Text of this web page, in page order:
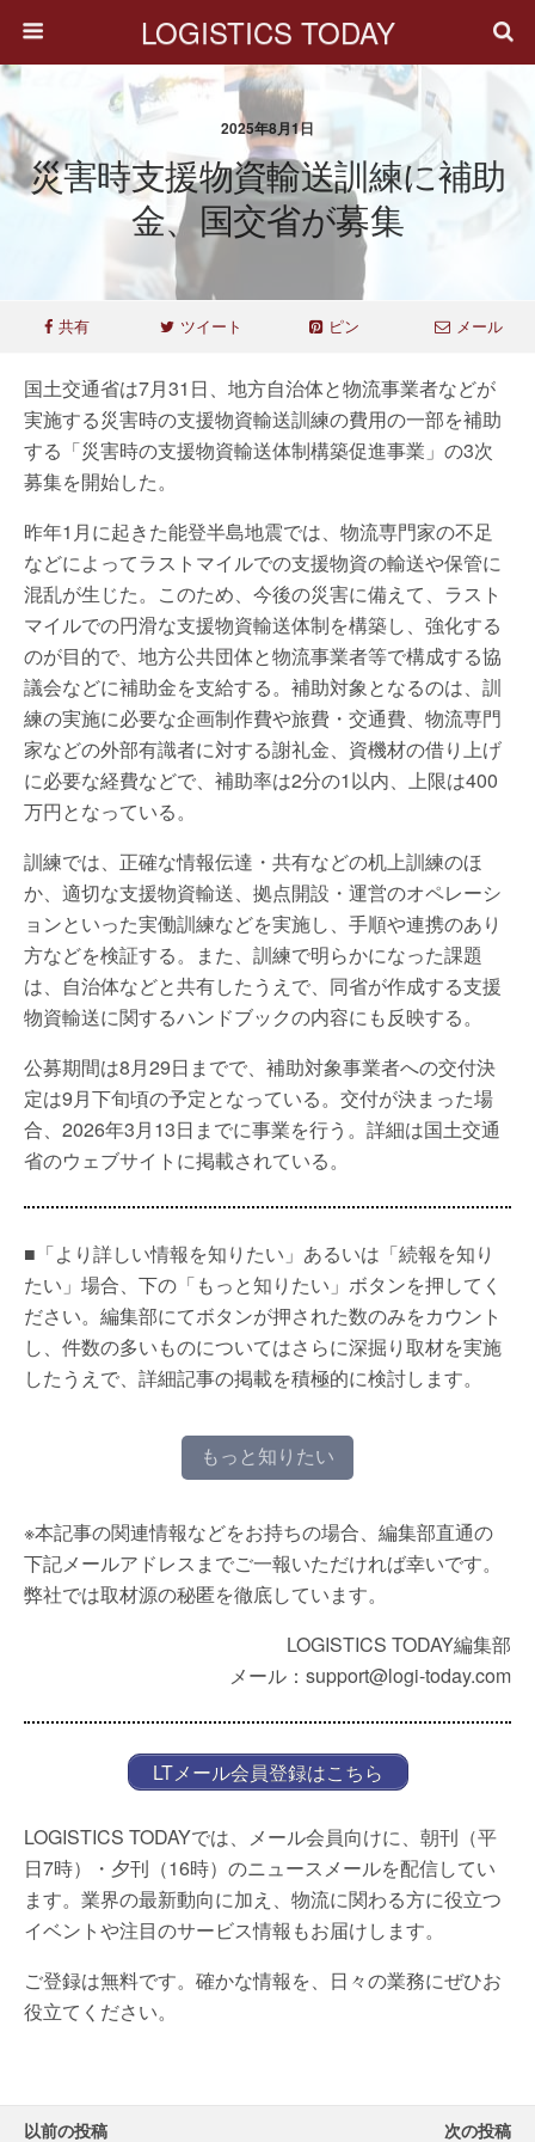
LOGISTICS TODAY
2025年8月1日
災害時支援物資輸送訓練に補助
金、国交省が募集
共有 ツイート ピン メール
国土交通省は7月31日、地方自治体と物流事業者などが
実施する災害時の支援物資輸送訓練の費用の一部を補助
する「災害時の支援物資輸送体制構築促進事業」の3次
募集を開始した。
昨年1月に起きた能登半島地震では、物流専門家の不足
などによってラストマイルでの支援物資の輸送や保管に
混乱が生じた。このため、今後の災害に備えて、ラスト
マイルでの円滑な支援物資輸送体制を構築し、強化する
のが目的で、地方公共団体と物流事業者等で構成する協
議会などに補助金を支給する。補助対象となるのは、訓
練の実施に必要な企画制作費や旅費・交通費、物流専門
家などの外部有識者に対する謝礼金、資機材の借り上げ
に必要な経費などで、補助率は2分の1以内、上限は400
万円となっている。
訓練では、正確な情報伝達・共有などの机上訓練のほ
か、適切な支援物資輸送、拠点開設・運営のオペレーシ
ョンといった実働訓練などを実施し、手順や連携のあり
方などを検証する。また、訓練で明らかになった課題
は、自治体などと共有したうえで、同省が作成する支援
物資輸送に関するハンドブックの内容にも反映する。
公募期間は8月29日までで、補助対象事業者への交付決
定は9月下旬頃の予定となっている。交付が決まった場
合、2026年3月13日までに事業を行う。詳細は国土交通
省のウェブサイトに掲載されている。
■「より詳しい情報を知りたい」あるいは「続報を知り
たい」場合、下の「もっと知りたい」ボタンを押してく
ださい。編集部にてボタンが押された数のみをカウント
し、件数の多いものについてはさらに深掘り取材を実施
したうえで、詳細記事の掲載を積極的に検討します。
もっと知りたい
※本記事の関連情報などをお持ちの場合、編集部直通の
下記メールアドレスまでご一報いただければ幸いです。
弊社では取材源の秘匿を徹底しています。
LOGISTICS TODAY編集部
メール：support@logi-today.com
LTメール会員登録はこちら
LOGISTICS TODAYでは、メール会員向けに、朝刊（平
日7時）・夕刊（16時）のニュースメールを配信してい
ます。業界の最新動向に加え、物流に関わる方に役立つ
イベントや注目のサービス情報もお届けします。
ご登録は無料です。確かな情報を、日々の業務にぜひお
役立てください。
以前の投稿 次の投稿